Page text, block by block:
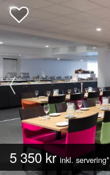
5 350 krinkl. servering*